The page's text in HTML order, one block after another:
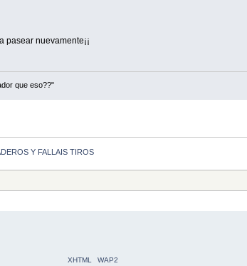
pasear nuevamente¡¡
que eso??"
Y FALLAIS TIROS
XHTML WAP2